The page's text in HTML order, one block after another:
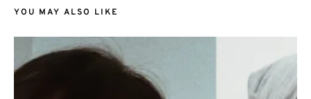
YOU MAY ALSO LIKE